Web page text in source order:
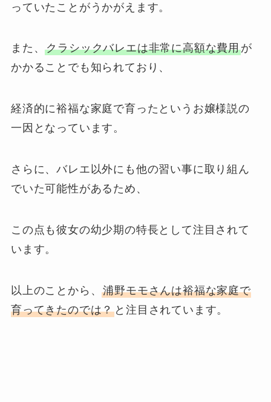
っていたことがうかがえます。
また、クラシックバレエは非常に高額な費用が
かかることでも知られており、
経済的に裕福な家庭で育ったというお嬢様説の
一因となっています。
さらに、バレエ以外にも他の習い事に取り組ん
でいた可能性があるため、
この点も彼女の幼少期の特長として注目されて
います。
以上のことから、浦野モモさんは裕福な家庭で
育ってきたのでは？ と注目されています。